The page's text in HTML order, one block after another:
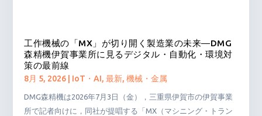
工作機械の「MX」が切り開く製造業の未来―DMG
森精機伊賀事業所に見るデジタル・自動化・環境対
策の最前線
8月 5, 2026 IoT・AI,最新,機械・金属
DMG森精機は2026年7月3日（金），三重県伊賀市の伊賀事業
所で記者向けに，同社が提唱する「MX（マシニング・トラン